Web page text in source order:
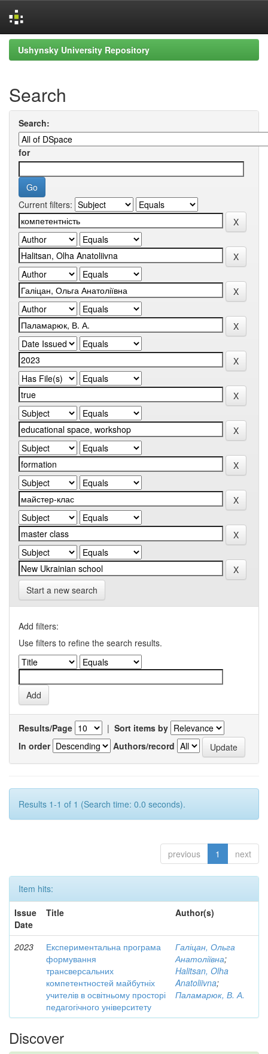
Skip
navigation
Ushynsky University Repository
Search
Search:
for
Current filters:
Start a new search
Add filters:
Use filters to refine the search results.
Results/Page | Sort items by
In order
Authors/record
Results 1-1 of 1 (Search time: 0.0 seconds).
previous 1 next
Item hits:
Issue
Date
Title Author(s)
2023
Експериментальна програма
формування
трансверсальних
компетентностей майбутніх
учителів в освітньому просторі
педагогічного університету
Галіцан, Ольга
Анатоліївна;
Halitsan, Olha
Anatoliivna;
Паламарюк, В. А.
Discover